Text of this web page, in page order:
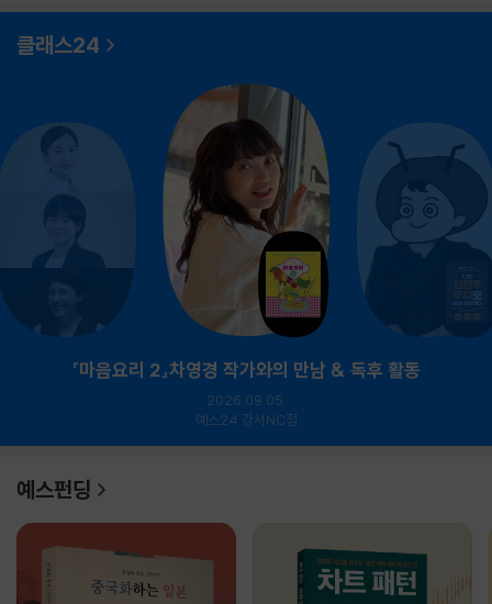
클래스24
『마음요리 2』차영경 작가와의 만남 & 독후 활동
2026.09.05.
예스24 강서NC점
예스펀딩